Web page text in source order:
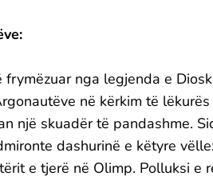
frymëzuar nga legjenda e
në kërkim të
një skuadër të pandashme.
dashurinë e këtyre
e tjerë në Olimp. Polluksi e